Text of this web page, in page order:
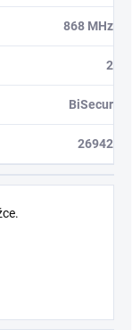
868 MHz
2
BiSecur
26942